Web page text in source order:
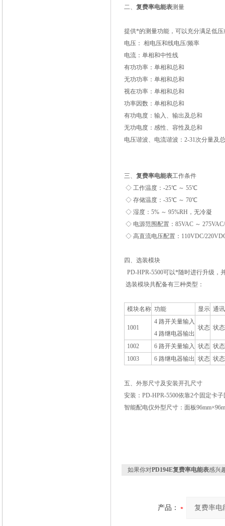
二、 复费率电能表测量
提供*的测量功能，可以充分满足低
电压： 相电压和线电压/频率
电流：单相和中性线
有功功率：单相和总和
无功功率：单相和总和
视在功率：单相和总和
功率因数：单相和总和
有功电度：输入、输出及总和
无功电度：感性、容性及总和
电压谐波、电流谐波：2-31次分量及
三、 复费率电能表工作条件
◇ 工作温度：-25℃ ～ 55℃
◇ 存储温度：-35℃ ～ 70℃
◇ 湿度：5% ～ 95%RH，无冷凝
◇ 电源范围配置：85VAC ～
◇ 高直流电压配置：110VDC/
四、选装模块
PD-HPR-5500可以*随时进行升级，
选装模块共配备有三种类型：
模块名称 功能 显示 通讯
1001
4 路开关量输入
4 路继电器输出
状态 状
1002 6 路开关量输入 状态 状
1003
6 路继电器输出 状态 状
五、外形尺寸及安装开孔尺寸
安装：PD-HPR-5500依靠2个固定卡
智能配电仪外型尺寸：面板
如果你对PD194E复费率电能表感兴
产品：